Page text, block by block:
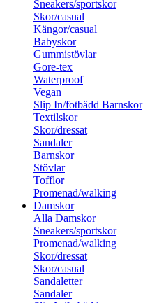
Sneakers/sportskor
Skor/casual
Kängor/casual
Babyskor
Gummistövlar
Gore-tex
Waterproof
Vegan
Slip In/fotbädd Barnskor
Textilskor
Skor/dressat
Sandaler
Barnskor
Stövlar
Tofflor
Promenad/walking
Damskor
Alla Damskor
Sneakers/sportskor
Promenad/walking
Skor/dressat
Skor/casual
Sandaletter
Sandaler